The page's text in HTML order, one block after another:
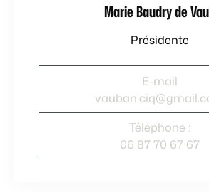
Marie Baudry de
Présidente
E-mail
Téléphone :
06 87 70 67 67